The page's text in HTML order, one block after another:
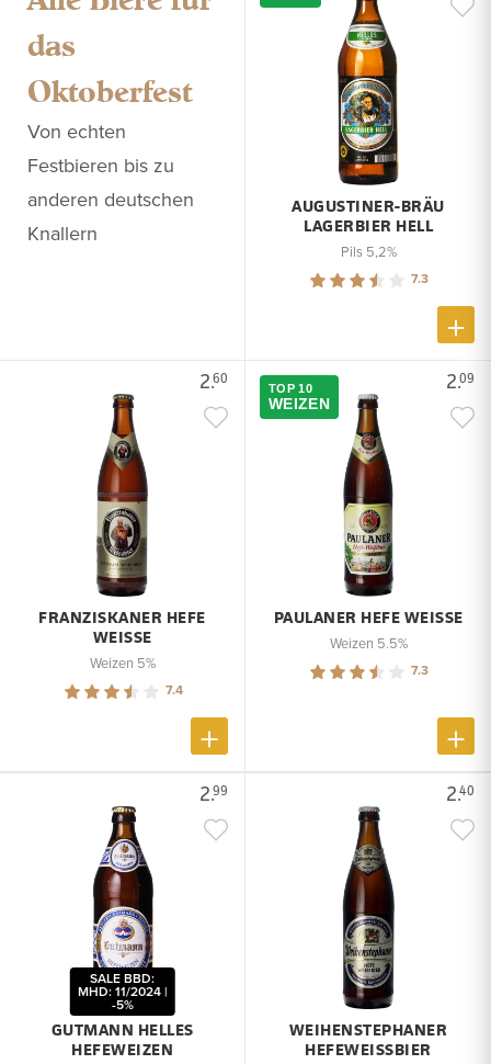
das
Oktoberfest
Von echten
Festbieren bis zu
anderen deutschen
Knallern
AUGUSTINER-BRÄU
LAGERBIER HELL
Pils 5,2%
7.3
2.60
FRANZISKANER HEFE
WEISSE
Weizen 5%
7.4
2.09
TOP 10
WEIZEN
PAULANER HEFE WEISSE
Weizen 5.5%
7.3
2.99
GUTMANN HELLES
HEFEWEIZEN
SALE BBD:
MHD: 11/2024 |
-5%
2.40
WEIHENSTEPHANER
HEFEWEISSBIER